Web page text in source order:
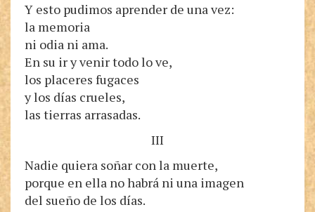
Y esto pudimos aprender de una vez:
la memoria
ni odia ni ama.
En su ir y venir todo lo ve,
los placeres fugaces
y los días crueles,
las tierras arrasadas.
III
Nadie quiera soñar con la muerte,
porque en ella no habrá ni una imagen
del sueño de los días.